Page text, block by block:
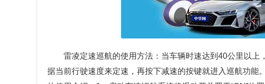
雷凌定速巡航的使用方法：当车辆时速达到40公里以
据当前行驶速度来定速，再按下减速的按键就进入巡航功能